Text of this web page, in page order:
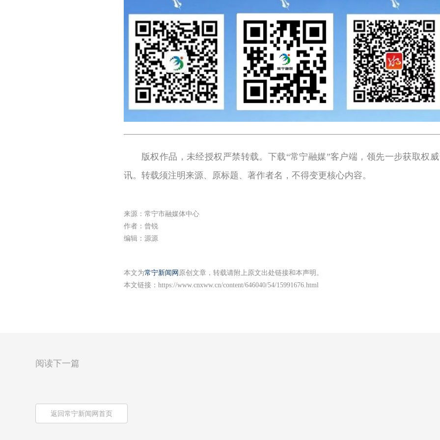
版权作品，未经授权严禁转载。下载“常宁融媒”客户端，领先一步获取权
讯。转载须注明来源、原标题、著作者名，不得变更核心内容。
来源：常宁市融媒体中心
作者：曾锐
编辑：源源
本文为常宁新闻网 原创文章，转载请附上原文出处链接和本声明。
本文链接： https://www.cnxww.cn/content/646040/54/15991676.html
阅读下一篇
返回常宁新闻网首页